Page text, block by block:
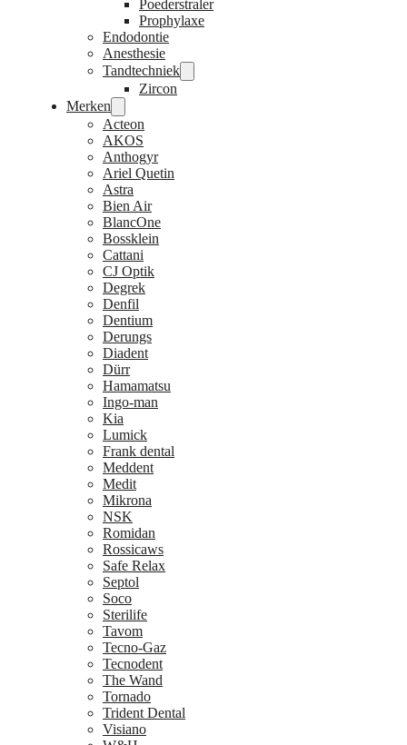
Poederstraler
Prophylaxe
Endodontie
Anesthesie
Tandtechniek
Zircon
Merken
Acteon
AKOS
Anthogyr
Ariel Quetin
Astra
Bien Air
BlancOne
Bossklein
Cattani
CJ Optik
Degrek
Denfil
Dentium
Derungs
Diadent
Dürr
Hamamatsu
Ingo-man
Kia
Lumick
Frank dental
Meddent
Medit
Mikrona
NSK
Romidan
Rossicaws
Safe Relax
Septol
Soco
Sterilife
Tavom
Tecno-Gaz
Tecnodent
The Wand
Tornado
Trident Dental
Visiano